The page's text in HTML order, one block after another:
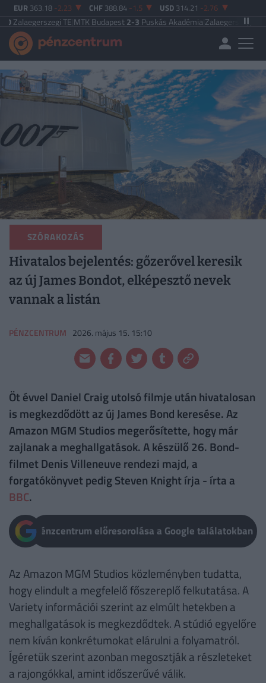
EUR 363.18 -2.23 CHF 388.84 -1.5 USD 314.21 -2.76
TE|MTK Budapest2-3Puskás Akadémia|Zalaegerszegi TE5-2 Paksi FC
SZÓRAKOZÁS
Hivatalos bejelentés: gőzerővel keresik
az új James Bondot, elképesztő nevek
vannak a listán
PÉNZCENTRUM 2026. május 15. 15:10
Öt évvel Daniel Craig utolsó filmje után hivatalosan
is megkezdődött az új James Bond keresése. Az
Amazon MGM Studios megerősítette, hogy már
zajlanak a meghallgatások. A készülő 26. Bond-
filmet Denis Villeneuve rendezi majd, a
forgatókönyvet pedig Steven Knight írja - írta a
BBC.
Pénzcentrum előresorolása a Google találatokban
Az Amazon MGM Studios közleményben tudatta,
hogy elindult a megfelelő főszereplő felkutatása. A
Variety információi szerint az elmúlt hetekben a
meghallgatások is megkezdődtek. A stúdió egyelőre
nem kíván konkrétumokat elárulni a folyamatról.
Ígéretük szerint azonban megosztják a részleteket
a rajongókkal, amint időszerűvé válik.